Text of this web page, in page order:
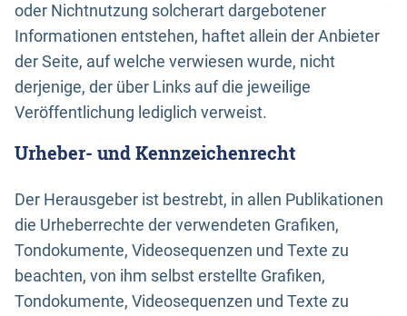
oder Nichtnutzung solcherart dargebotener
Informationen entstehen, haftet allein der Anbieter
der Seite, auf welche verwiesen wurde, nicht
derjenige, der über Links auf die jeweilige
Veröffentlichung lediglich verweist.
Urheber- und Kennzeichenrecht
Der Herausgeber ist bestrebt, in allen Publikationen
die Urheberrechte der verwendeten Grafiken,
Tondokumente, Videosequenzen und Texte zu
beachten, von ihm selbst erstellte Grafiken,
Tondokumente, Videosequenzen und Texte zu